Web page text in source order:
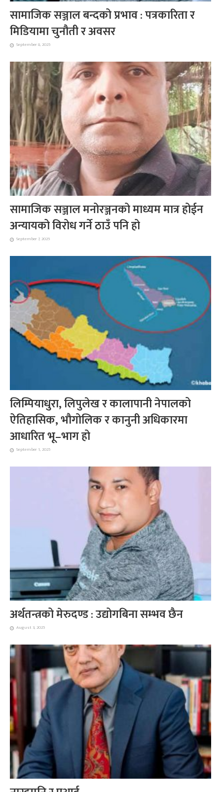
सामाजिक सञ्जाल बन्दको प्रभाव : पत्रकारिता र
मिडियामा चुनौती र अवसर
September 8, 2025
सामाजिक सञ्जाल मनोरञ्जनको माध्यम मात्र होईन
अन्यायको विरोध गर्ने ठाउँ पनि हो
September 7, 2025
लिम्पियाधुरा, लिपुलेख र कालापानी नेपालको
ऐतिहासिक, भौगोलिक र कानुनी अधिकारमा
आधारित भू–भाग हो
September 1, 2025
अर्थतन्त्रको मेरुदण्ड : उद्योगबिना सम्भव छैन
August 3, 2025